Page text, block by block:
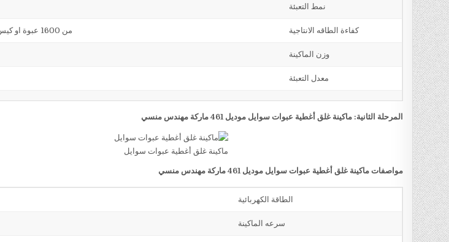
نمط التعبئة
كفاءة الطاقه الانتاجية من 1600 عبوة او كيس حتي 3400 عبوه او كيس في الساعة
وزن الماكينة
معدل التعبئة
المرحلة الثانية: ماكينة غلق أغطية عبوات سوايل موديل 461 ماركة مهندس منسي
ماكينة غلق أغطية عبوات سوايل
مواصفات ماكينة غلق أغطية عبوات سوايل موديل 461 ماركة مهندس منسي
الطاقة الكهربائية
سرعه الماكينة